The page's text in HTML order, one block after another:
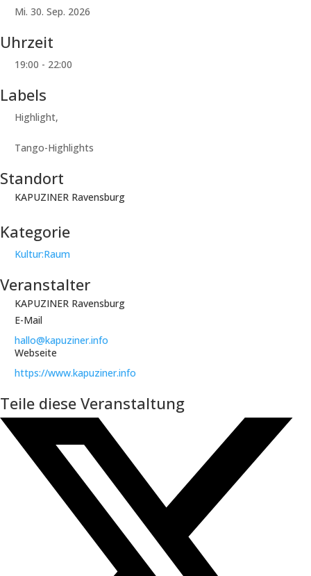
Mi. 30. Sep. 2026
Uhrzeit
19:00 - 22:00
Labels
Highlight,
Tango-Highlights
Standort
KAPUZINER Ravensburg
Kategorie
Kultur:Raum
Veranstalter
KAPUZINER Ravensburg
E-Mail
hallo@kapuziner.info
Webseite
https://www.kapuziner.info
Teile diese Veranstaltung